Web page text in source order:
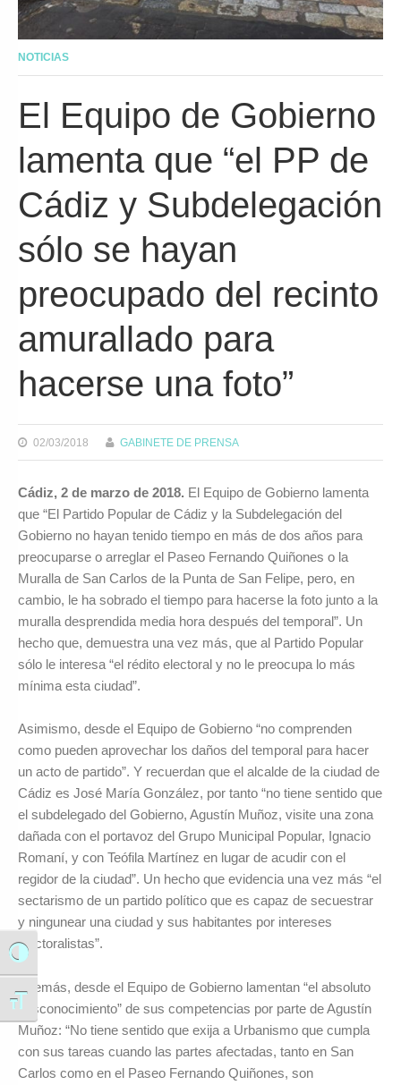
Alternar alto contraste
Alternar tamaño de letra
NOTICIAS
El Equipo de Gobierno
lamenta que “el PP de
Cádiz y Subdelegación
sólo se hayan
preocupado del recinto
amurallado para
hacerse una foto”
02/03/2018 GABINETE DE PRENSA
Cádiz, 2 de marzo de 2018. El Equipo de Gobierno lamenta
que “El Partido Popular de Cádiz y la Subdelegación del
Gobierno no hayan tenido tiempo en más de dos años para
preocuparse o arreglar el Paseo Fernando Quiñones o la
Muralla de San Carlos de la Punta de San Felipe, pero, en
cambio, le ha sobrado el tiempo para hacerse la foto junto a la
muralla desprendida media hora después del temporal”. Un
hecho que, demuestra una vez más, que al Partido Popular
sólo le interesa “el rédito electoral y no le preocupa lo más
mínima esta ciudad”.
Asimismo, desde el Equipo de Gobierno “no comprenden
como pueden aprovechar los daños del temporal para hacer
un acto de partido”. Y recuerdan que el alcalde de la ciudad de
Cádiz es José María González, por tanto “no tiene sentido que
el subdelegado del Gobierno, Agustín Muñoz, visite una zona
dañada con el portavoz del Grupo Municipal Popular, Ignacio
Romaní, y con Teófila Martínez en lugar de acudir con el
regidor de la ciudad”. Un hecho que evidencia una vez más “el
sectarismo de un partido político que es capaz de secuestrar
y ningunear una ciudad y sus habitantes por intereses
electoralistas”.
Además, desde el Equipo de Gobierno lamentan “el absoluto
desconocimiento” de sus competencias por parte de Agustín
Muñoz: “No tiene sentido que exija a Urbanismo que cumpla
con sus tareas cuando las partes afectadas, tanto en San
Carlos como en el Paseo Fernando Quiñones, son